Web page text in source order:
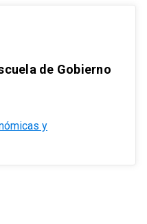
de Gobierno
y